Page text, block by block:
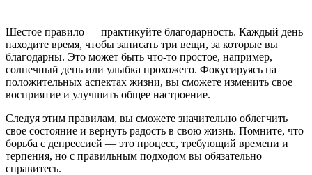
Шестое правило — практикуйте благодарность. Каждый день
находите время, чтобы записать три вещи, за которые вы
благодарны. Это может быть что-то простое, например,
солнечный день или улыбка прохожего. Фокусируясь на
положительных аспектах жизни, вы сможете изменить свое
восприятие и улучшить общее настроение.
Следуя этим правилам, вы сможете значительно облегчить
свое состояние и вернуть радость в свою жизнь. Помните, что
борьба с депрессией — это процесс, требующий времени и
терпения, но с правильным подходом вы обязательно
справитесь.